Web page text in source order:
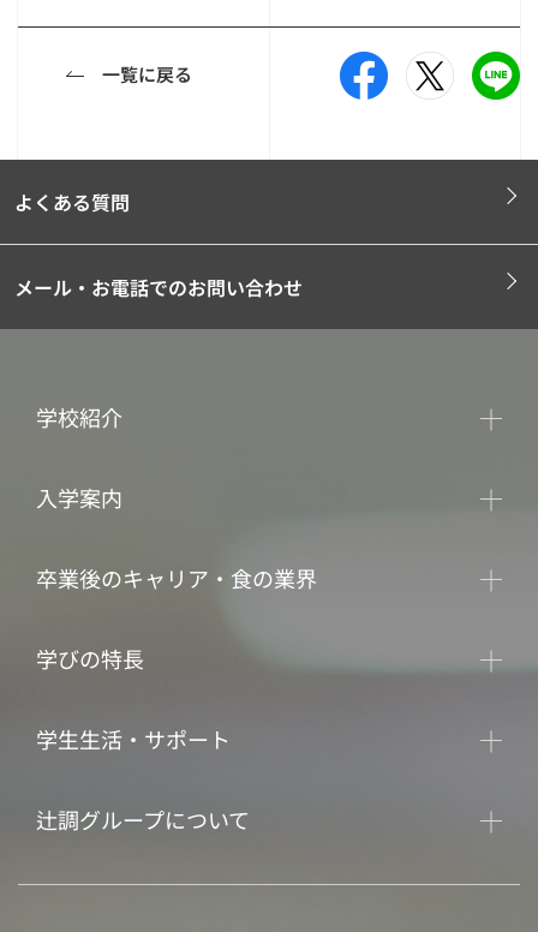
一覧に戻る
よくある質問
メール・お電話でのお問い合わせ
学校紹介
入学案内
卒業後のキャリア・食の業界
学びの特長
学生生活・サポート
辻調グループについて